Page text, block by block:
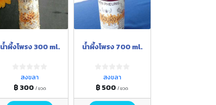
น้ำผึ้งโพรง 300 ml.
สงขลา
฿ 300 / ขวด
น้ำผึ้งโพรง 700 ml.
สงขลา
฿ 500/ ขวด